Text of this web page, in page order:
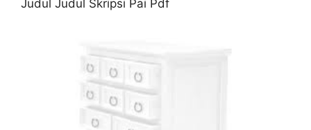
Judul Judul Skripsi Pai Pdf